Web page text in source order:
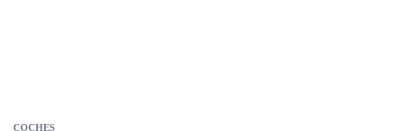
COCHES